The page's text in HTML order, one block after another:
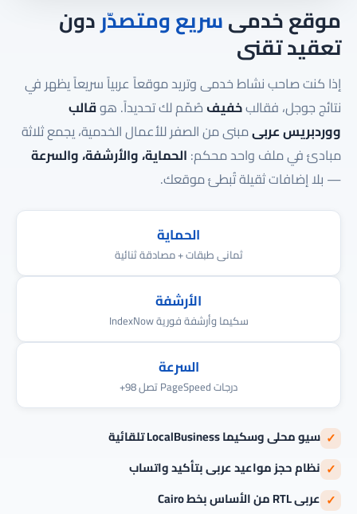
موقع خدمىسريع ومتصدّردون
تعقيد تقنى
إذا كنت صاحب نشاط خدمى وتريد موقعاً عربياً سريعاً يظهر في
نتائج جوجل، فقالبخفيف صُمّم لك تحديداً. هوقالب
ووردبريس عربىمبنى من الصفر للأعمال الخدمية، يجمع ثلاثة
مبادئ في ملف واحد محكم: الحماية، والأرشفة، والسرعة
— بلا إضافات ثقيلة تُبطئ موقعك.
الحماية
ثمانى طبقات + مصادقة ثنائية
الأرشفة
سكيما وأرشفة فورية IndexNow
السرعة
درجات PageSpeed تصل 98+
✓ سيو محلى وسكيما LocalBusiness تلقائية
✓ نظام حجز مواعيد عربى بتأكيد واتساب
✓ عربى RTL من الأساس بخط Cairo